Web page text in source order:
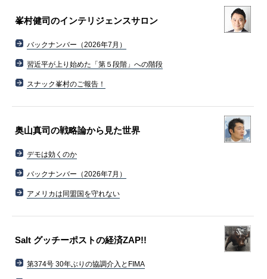
峯村健司のインテリジェンスサロン
バックナンバー（2026年7月）
習近平が上り始めた「第５段階」への階段
スナック峯村のご報告！
奥山真司の戦略論から見た世界
デモは効くのか
バックナンバー（2026年7月）
アメリカは同盟国を守れない
Salt グッチーポストの経済ZAP!!
第374号 30年ぶりの協調介入とFIMA